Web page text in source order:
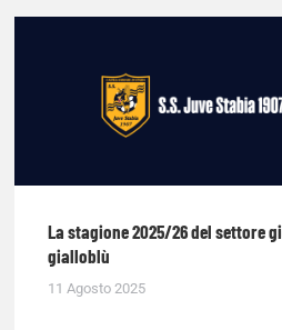
La stagione 2025/26 del settore
gialloblù
11 Agosto 2025